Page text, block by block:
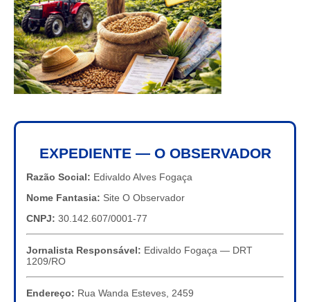
EXPEDIENTE — O OBSERVADOR
Razão Social: Edivaldo Alves Fogaça
Nome Fantasia: Site O Observador
CNPJ: 30.142.607/0001-77
Jornalista Responsável: Edivaldo Fogaça — DRT
1209/RO
Endereço: Rua Wanda Esteves, 2459